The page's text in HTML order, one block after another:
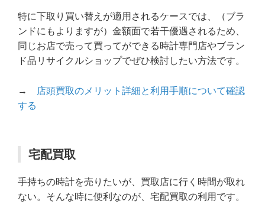
特に下取り買い替えが適用されるケースでは、（ブラ
ンドにもよりますが）金額面で若干優遇されるため、
同じお店で売って買ってができる時計専門店やブラン
ド品リサイクルショップでぜひ検討したい方法です。
→
店頭買取のメリット詳細と利用手順について確認
する
宅配買取
手持ちの時計を売りたいが、買取店に行く時間が取れ
ない。そんな時に便利なのが、宅配買取の利用です。